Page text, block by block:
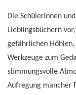
Die Schülerinnen
Lieblingsbüchern
gefährlichen Höhlen,
Werkzeuge zum
stimmungsvolle
Aufregung mancher